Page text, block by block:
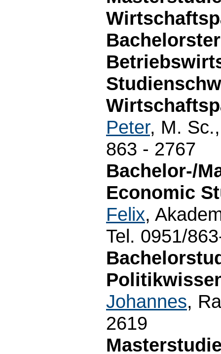
Peter, M.
863 - 2767
Bachelor-/
Economic
Felix,
Tel. 0951/
Johannes,
2619